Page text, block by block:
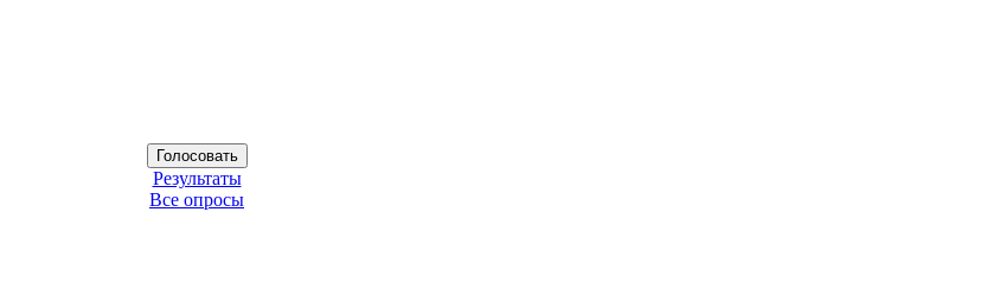
Результаты
Все опросы